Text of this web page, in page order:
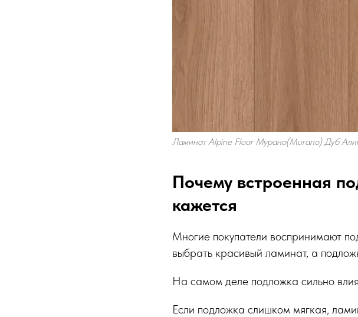
Ламинат Alpine Floor Мурано(Murano) Дуб
Почему встроенная
кажется
Многие покупатели воспринимают
выбрать красивый ламинат, а
На самом деле подложка сильно
Если подложка слишком мягкая,